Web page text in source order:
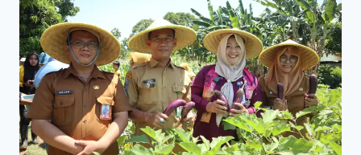
PRESTASI
DI
FLS3N